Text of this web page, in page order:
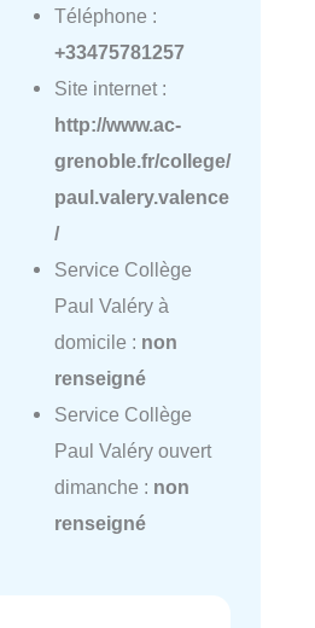
Téléphone :
+33475781257
Site internet :
http://www.ac-
grenoble.fr/college/
paul.valery.valence
/
Service Collège
Paul Valéry à
domicile : non
renseigné
Service Collège
Paul Valéry ouvert
dimanche : non
renseigné